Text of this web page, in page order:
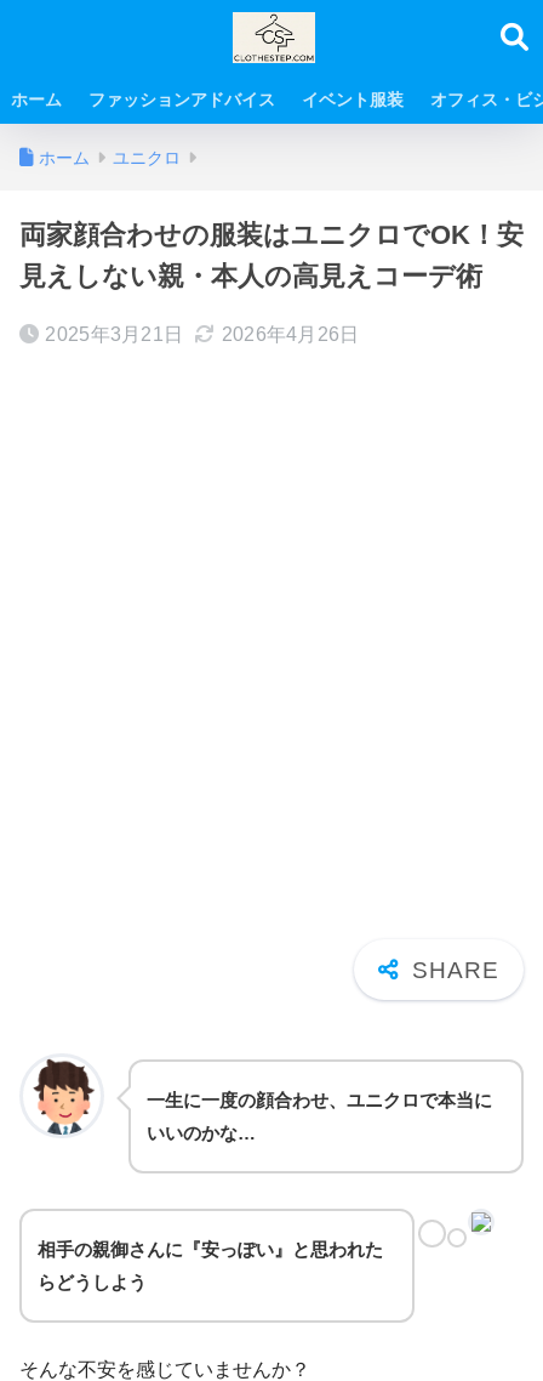
ホーム ファッションアドバイス イベント服装 オフィス・ビ
ホーム ユニクロ
両家顔合わせの服装はユニクロでOK！安
見えしない親・本人の高見えコーデ術
2025年3月21日 2026年4月26日
一生に一度の顔合わせ、ユニクロで本当に
いいのかな…
相手の親御さんに『安っぽい』と思われた
らどうしよう
そんな不安を感じていませんか？